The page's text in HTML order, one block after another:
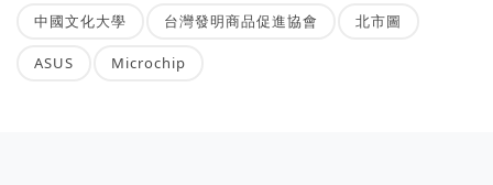
中國文化大學 台灣發明商品促進協會 北市圖
ASUS Microchip